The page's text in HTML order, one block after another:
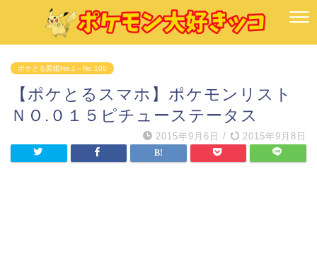
ポケとる図鑑No.1～No.100
【ポケとるスマホ】ポケモンリスト
ＮＯ.０１５ピチューステータス
2015年9月6日 / 2015年9月8日